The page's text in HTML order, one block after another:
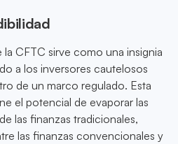
CFTC sirve como una insignia
a los inversores cautelosos
de un marco regulado. Esta
el potencial de evaporar las
las finanzas tradicionales,
las finanzas convencionales y